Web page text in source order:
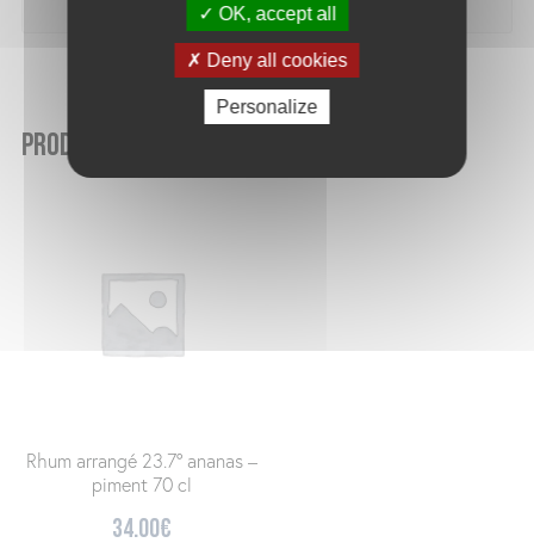
Produits similaires
Rhum arrangé 23.7° ananas –
piment 70 cl
34.00€
OK, accept all
Deny all cookies
Personalize